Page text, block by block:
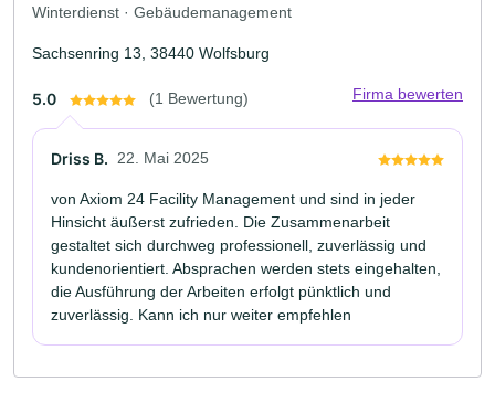
Winterdienst · Gebäudemanagement
Sachsenring 13, 38440 Wolfsburg
5.0 (1 Bewertung) Firma bewerten
Driss B. 22. Mai 2025
von Axiom 24 Facility Management und sind in jeder
Hinsicht äußerst zufrieden. Die Zusammenarbeit
gestaltet sich durchweg professionell, zuverlässig und
kundenorientiert. Absprachen werden stets eingehalten,
die Ausführung der Arbeiten erfolgt pünktlich und
zuverlässig. Kann ich nur weiter empfehlen